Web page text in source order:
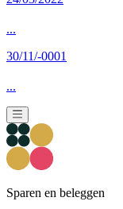
...
30/11/-0001
...
Sparen en beleggen